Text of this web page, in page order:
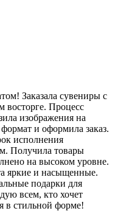
Заказала сувениры с
восторге. Процесс
изображения на
и оформила заказ.
исполнения
Получила товары
на высоком уровне.
яркие и насыщенные.
подарки для
всем, кто хочет
в стильной форме!